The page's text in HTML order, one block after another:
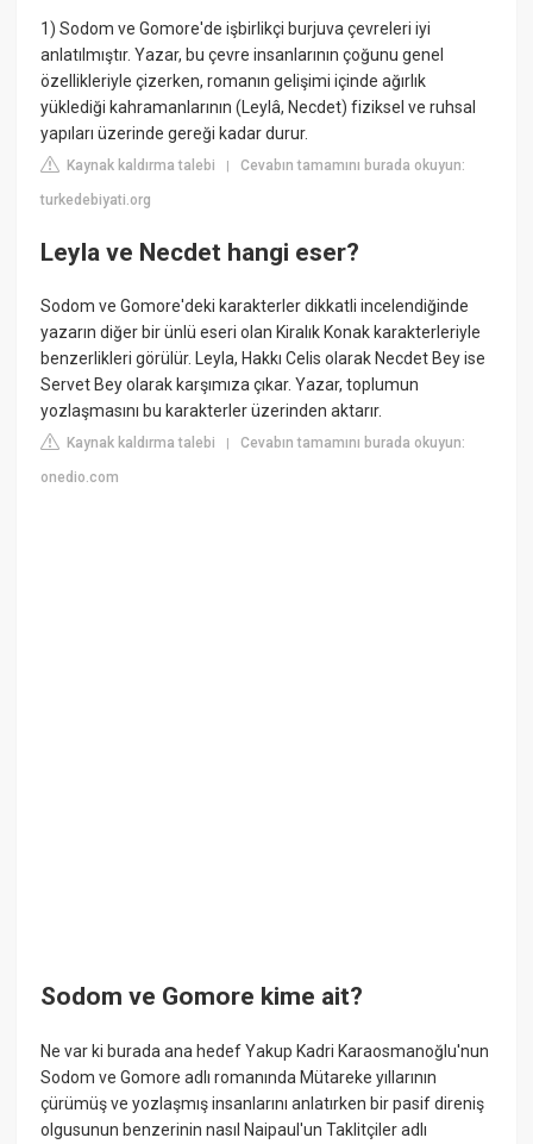
1) Sodom ve Gomore'de işbirlikçi burjuva çevreleri iyi
anlatılmıştır. Yazar, bu çevre insanlarının çoğunu genel
özellikleriyle çizerken, romanın gelişimi içinde ağırlık
yüklediği kahramanlarının (Leylâ, Necdet) fiziksel ve ruhsal
yapıları üzerinde gereği kadar durur.
Kaynak kaldırma talebi |Cevabın tamamını burada okuyun:
turkedebiyati.org
Leyla ve Necdet hangi eser?
Sodom ve Gomore'deki karakterler dikkatli incelendiğinde
yazarın diğer bir ünlü eseri olan Kiralık Konak karakterleriyle
benzerlikleri görülür. Leyla, Hakkı Celis olarak Necdet Bey ise
Servet Bey olarak karşımıza çıkar. Yazar, toplumun
yozlaşmasını bu karakterler üzerinden aktarır.
Kaynak kaldırma talebi |Cevabın tamamını burada okuyun:
onedio.com
Sodom ve Gomore kime ait?
Ne var ki burada ana hedef Yakup Kadri Karaosmanoğlu'nun
Sodom ve Gomore adlı romanında Mütareke yıllarının
çürümüş ve yozlaşmış insanlarını anlatırken bir pasif direniş
olgusunun benzerinin nasıl Naipaul'un Taklitçiler adlı